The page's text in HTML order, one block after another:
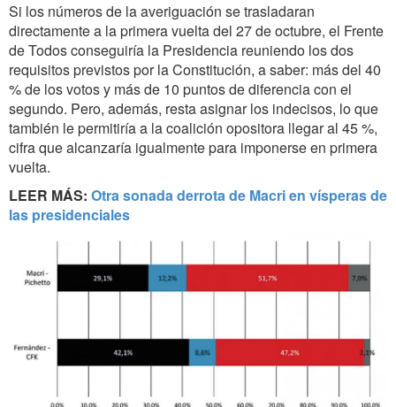
Si los números de la averiguación se trasladaran
directamente a la primera vuelta del 27 de octubre, el Frente
de Todos conseguiría la Presidencia reuniendo los dos
requisitos previstos por la Constitución, a saber: más del 40
% de los votos y más de 10 puntos de diferencia con el
segundo. Pero, además, resta asignar los indecisos, lo que
también le permitiría a la coalición opositora llegar al 45 %,
cifra que alcanzaría igualmente para imponerse en primera
vuelta.
LEER MÁS: Otra sonada derrota de Macri en vísperas de
las presidenciales